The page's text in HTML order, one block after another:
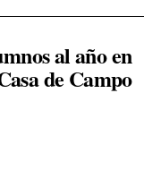
al año en
de Campo